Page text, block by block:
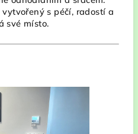
s péčí, radostí a
své místo.